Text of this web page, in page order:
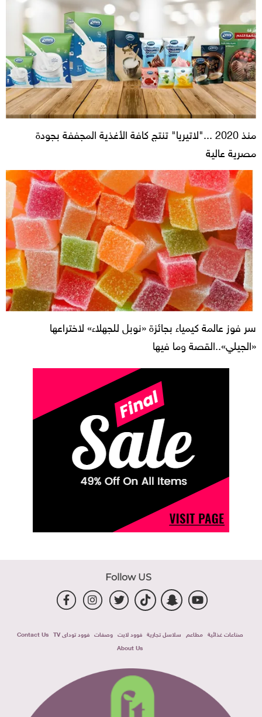
منذ 2020 ..."لاتيريا" تنتج كافة الأغذية المجففة بجودة
مصرية عالية
سر فوز عالمة كيمياء بجائزة «نوبل للجهلاء» لاختراعها
«الجيلي»..القصة وما فيها
Follow US
صناعات غذائية مطاعم سلاسل تجارية فوود لايت وصفات فوود توداى TV
Contact Us
About Us